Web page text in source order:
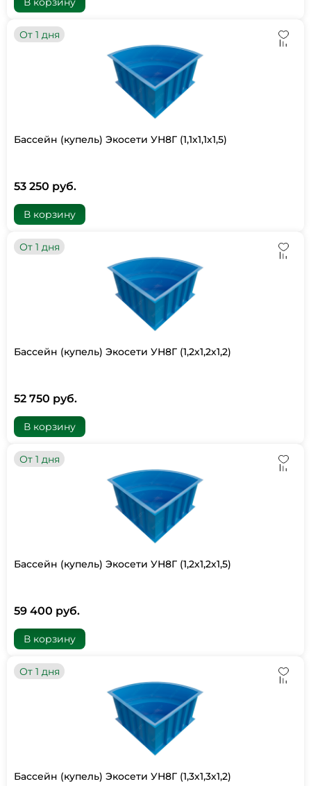
От 1 дня
Бассейн (купель) Экосети УН8Г (1,1х1,1х1,5)
53 250 руб.
В корзину
От 1 дня
Бассейн (купель) Экосети УН8Г (1,2х1,2х1,2)
52 750 руб.
В корзину
От 1 дня
Бассейн (купель) Экосети УН8Г (1,2х1,2х1,5)
59 400 руб.
В корзину
От 1 дня
Бассейн (купель) Экосети УН8Г (1,3х1,3х1,2)